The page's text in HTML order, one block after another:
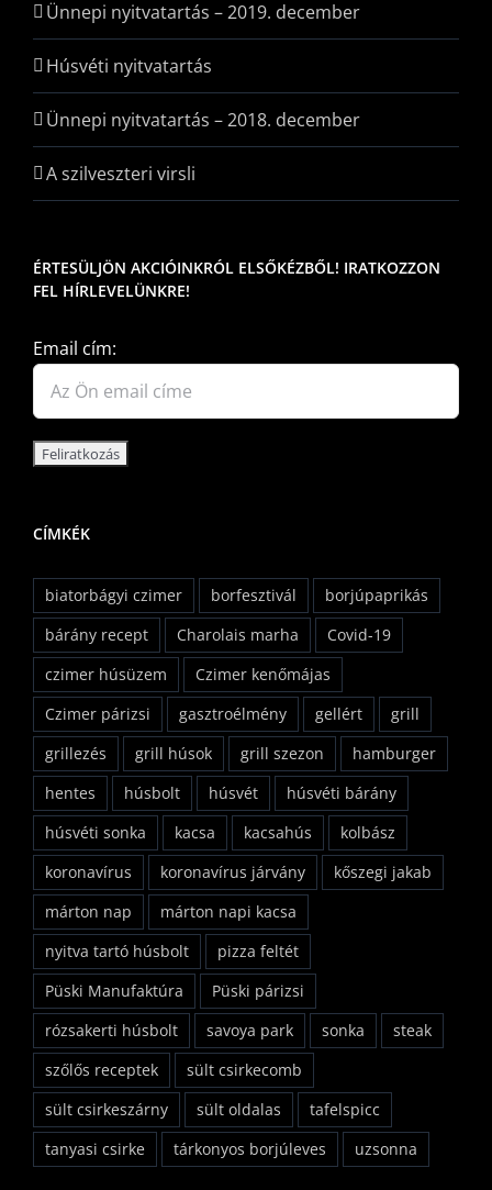
Ünnepi nyitvatartás – 2019. december
Húsvéti nyitvatartás
Ünnepi nyitvatartás – 2018. december
A szilveszteri virsli
ÉRTESÜLJÖN AKCIÓINKRÓL ELSŐKÉZBŐL! IRATKOZZON
FEL HÍRLEVELÜNKRE!
Email cím:
CÍMKÉK
biatorbágyi czimer borfesztivál
borjúpaprikás
bárány recept
Charolais marha
Covid-19
czimer húsüzem
Czimer kenőmájas
Czimer párizsi
gasztroélmény gellért
grill
grillezés
grill húsok grill szezon
hamburger
hentes
húsbolt húsvét
húsvéti bárány
húsvéti sonka
kacsa kacsahús
kolbász
koronavírus
koronavírus járvány
kőszegi jakab
márton nap
márton napi kacsa
nyitva tartó húsbolt
pizza feltét
Püski Manufaktúra
Püski párizsi
rózsakerti húsbolt
savoya park sonka
steak
szőlős receptek
sült csirkecomb
sült csirkeszárny
sült oldalas
tafelspicc
tanyasi csirke
tárkonyos borjúleves uzsonna